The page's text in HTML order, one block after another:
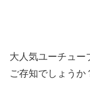
大人気ユーチュ
ご存知でしょうか